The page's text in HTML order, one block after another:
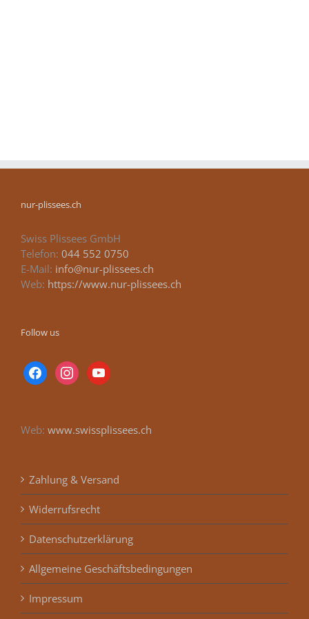
nur-plissees.ch
Swiss Plissees GmbH
Telefon: 044 552 0750
E-Mail: info@nur-plissees.ch
Web: https://www.nur-plissees.ch
Follow us
facebookinstagramyoutube
Web: www.swissplissees.ch
Zahlung & Versand
Widerrufsrecht
Datenschutzerklärung
Allgemeine Geschäftsbedingungen
Impressum